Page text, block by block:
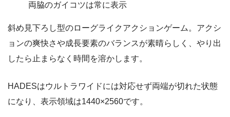
両脇のガイコツは常に表示
斜め見下ろし型のローグライクアクションゲーム。アクシ
ョンの爽快さや成長要素のバランスが素晴らしく、やり出
したら止まらなく時間を溶かします。
HADESはウルトラワイドには対応せず両端が切れた状態
になり、表示領域は1440×2560です。